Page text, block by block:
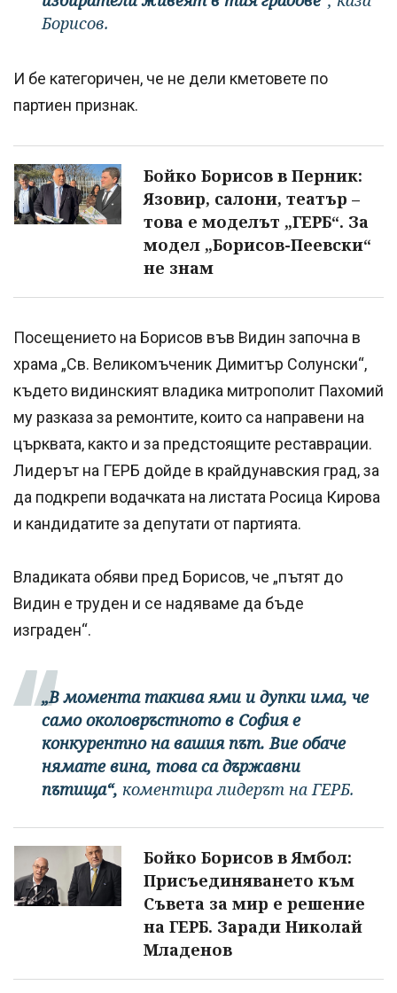
Борисов.
И бе категоричен, че не дели кметовете по
партиен признак.
Бойко Борисов в Перник:
Язовир, салони, театър –
това е моделът „ГЕРБ“. За
модел „Борисов-Пеевски“
не знам
Посещението на Борисов във Видин започна в
храма „Св. Великомъченик Димитър Солунски“,
където видинският владика митрополит Пахомий
му разказа за ремонтите, които са направени на
църквата, както и за предстоящите реставрации.
Лидерът на ГЕРБ дойде в крайдунавския град, за
да подкрепи водачката на листата Росица Кирова
и кандидатите за депутати от партията.
Владиката обяви пред Борисов, че „пътят до
Видин е труден и се надяваме да бъде
изграден“.
„В момента такива ями и дупки има, че
само околовръстното в София е
конкурентно на вашия път. Вие обаче
нямате вина, това са държавни
пътища“, коментира лидерът на ГЕРБ.
Бойко Борисов в Ямбол:
Присъединяването към
Съвета за мир е решение
на ГЕРБ. Заради Николай
Младенов